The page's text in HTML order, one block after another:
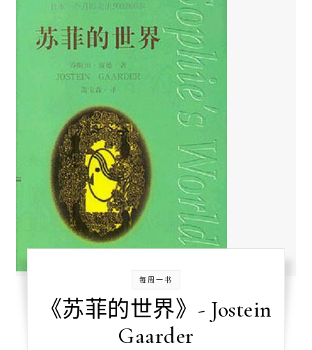
每周一书
《苏菲的世界》- Jostein
Gaarder